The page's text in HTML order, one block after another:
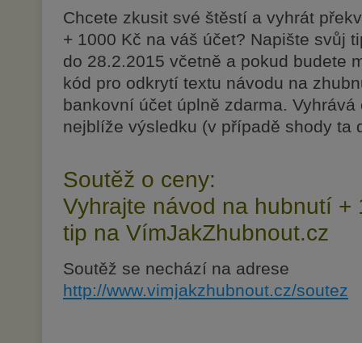
Chcete zkusit své štěstí a vyhrát
+ 1000 Kč na váš účet? Napište svůj
do 28.2.2015 včetně a pokud budete
kód pro odkrytí textu návodu na
bankovní účet úplně zdarma.
nejblíže výsledku (v případě shody ta
Soutěž o ceny:
Vyhrajte návod na hubnutí +
tip na VímJakZhubnout.cz
Soutěž se nechází na adrese
http://www.vimjakzhubnout.cz/soutez